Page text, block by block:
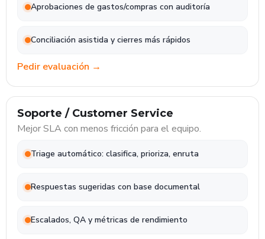
Aprobaciones de gastos/compras con auditoría
Conciliación asistida y cierres más rápidos
Pedir evaluación →
Soporte / Customer Service
Mejor SLA con menos fricción para el equipo.
Triage automático: clasifica, prioriza, enruta
Respuestas sugeridas con base documental
Escalados, QA y métricas de rendimiento